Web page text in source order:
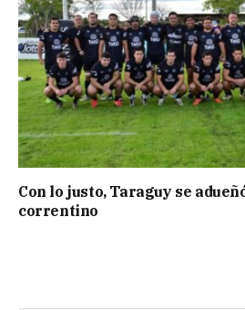
Con lo justo, Taraguy se
correntino